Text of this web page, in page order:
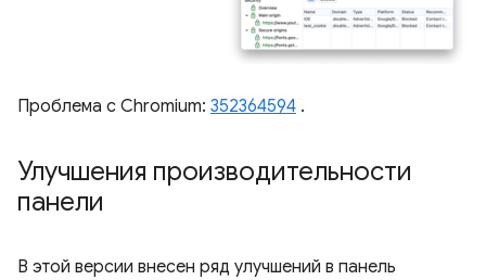
Проблема с Chromium: 352364594 .
Улучшения производительности
панели
В этой версии внесен ряд улучшений в панель